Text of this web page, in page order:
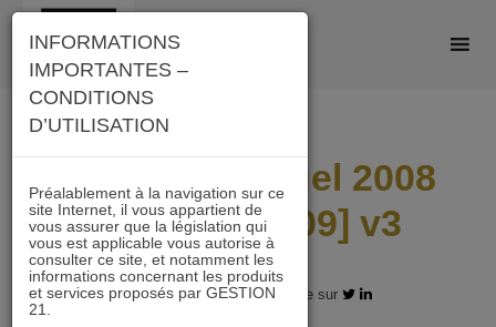
Skip
content
Rapport Annuel 2008
A21 [26-03-09] v3
21.11.2017 - Partagez l'article sur
INFORMATIONS
IMPORTANTES –
CONDITIONS
D’UTILISATION
Préalablement à la navigation sur ce
site Internet, il vous appartient de
vous assurer que la législation qui
vous est applicable vous autorise à
consulter ce site, et notamment les
informations concernant les produits
et services proposés par GESTION
21.